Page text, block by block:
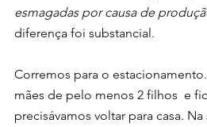
esmagadas por causa de
diferença foi substancial.
Corremos para o
mães de pelo menos 2 filhos  e
precisávamos voltar para casa.